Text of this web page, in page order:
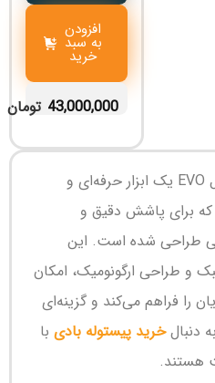
افزودن
به سبد
خرید
43,000,000 تومان
پیستوله سایه پاش استار مدل EVO یک ابزار حرفه‌ای و
برای پاشش دقیق و
طراحی شده است. این
و طراحی ارگونومیک، امکان
را فراهم می‌کند و گزینه‌ای
دنبالخرید پیستوله بادی با
هستند.